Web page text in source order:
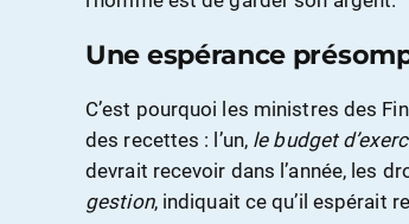
Une espérance
C’est pourquoi les ministres des
des recettes : l’un, le budget
devrait recevoir dans l’année, les
gestion, indiquait ce qu’il espérait